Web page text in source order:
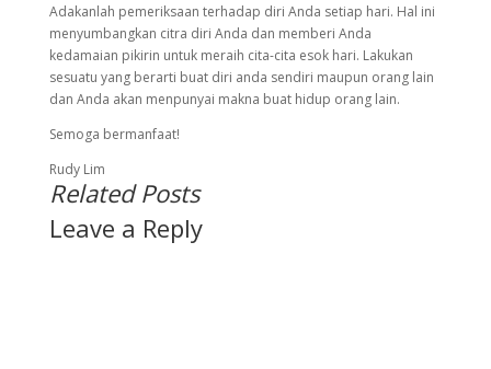
Adakanlah pemeriksaan terhadap diri Anda setiap hari. Hal ini
menyumbangkan citra diri Anda dan memberi Anda
kedamaian pikirin untuk meraih cita-cita esok hari. Lakukan
sesuatu yang berarti buat diri anda sendiri maupun orang lain
dan Anda akan menpunyai makna buat hidup orang lain.
Semoga bermanfaat!
Rudy Lim
Related Posts
Leave a Reply